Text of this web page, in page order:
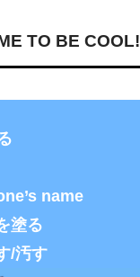
TO BE COOL!
name
塗る
/汚す